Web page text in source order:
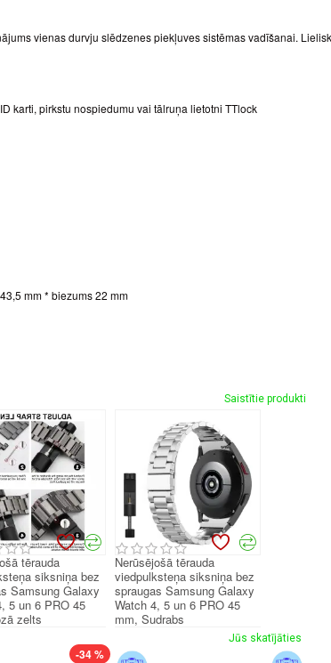
vienas durvju slēdzenes piekļuves sistēmas vadīšanai.
karti, pirkstu nospiedumu vai tālruņa lietotni TTlock
mm * biezums 22 mm
Saistītie produkti
tērauda
siksniņa bez
Samsung Galaxy
5 un 6 PRO 45
zelts
Nerūsējošā tērauda
viedpulksteņa siksniņa bez
spraugas Samsung Galaxy
Watch 4, 5 un 6 PRO 45
mm, Sudrabs
Jūs skatījāties
-34 %